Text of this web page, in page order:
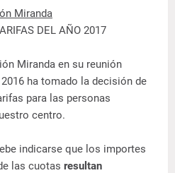
Miranda
DEL AÑO 2017
Miranda en su reunión
ha tomado la decisión de
para las personas
centro.
indicarse que los importes
las cuotas resultan